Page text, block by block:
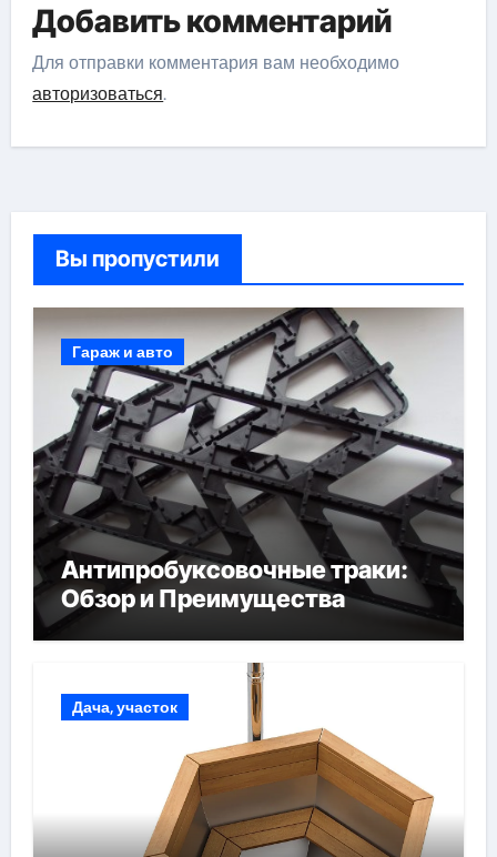
Добавить комментарий
Для отправки комментария вам необходимо
авторизоваться.
Вы пропустили
Гараж и авто
Антипробуксовочные траки:
Обзор и Преимущества
Дача, участок